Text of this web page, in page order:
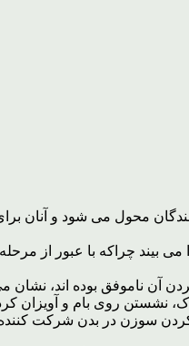
محول می شود و آنان
هر شرکت کننده در نظر گرفته می شود که بازی را تا پنجاه روز طول می دهد؛ البته هر شرکت کننده تنها عبور از
آن ناموفق بوده اند، نشان
روی بام و آویزان
سوزن در بدن شرکت